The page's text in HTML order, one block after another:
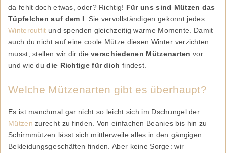
da fehlt doch etwas, oder? Richtig! Für uns sind Mützen das
Tüpfelchen auf dem I . Sie vervollständigen gekonnt jedes
Winteroutfit und spenden gleichzeitig warme Momente. Damit
auch du nicht auf eine coole Mütze diesen Winter verzichten
musst, stellen wir dir dieverschiedenen Mützenarten vor
und wie dudie Richtige für dich findest.
Welche Mützenarten gibt es überhaupt?
Es ist manchmal gar nicht so leicht sich im Dschungel der
Mützen zurecht zu finden. Von einfachen Beanies bis hin zu
Schirmmützen lässt sich mittlerweile alles in den gängigen
Bekleidungsgeschäften finden. Aber keine Sorge: wir